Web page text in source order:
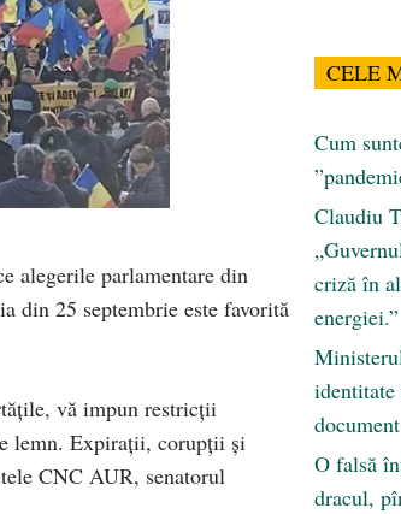
alegerile parlamentare din
din 25 septembrie este favorită
vă impun restricții
lemn. Expirații, corupții și
CNC AUR, senatorul
CELE
Cum
Claudiu
criză în
energiei.”
O falsă
dracul,